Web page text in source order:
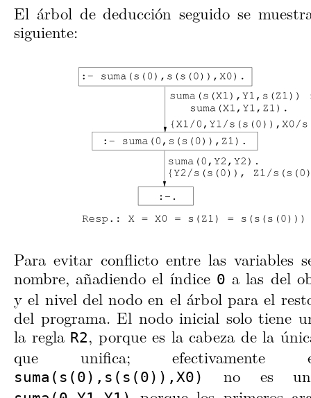
El árbol de deducción seguido se
siguiente:
Para evitar conflicto entre las variables
nombre, añadiendo el índice 0 a las del
y el nivel del nodo en el árbol para el
del programa. El nodo inicial solo tiene
la regla R2, porque es la cabeza de la
que unifica; efectivamente
suma(s(0),s(s(0)),X0) no es